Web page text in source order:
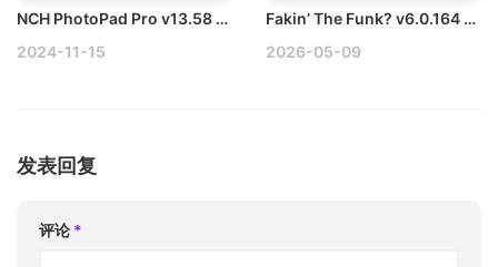
NCH PhotoPad Pro v13.58 Mac图像编辑软件破解版
2024-11-15
Fakin’ The Funk? v6.0.164 Mac检测“假无损音频”的工具破解版
2026-05-09
发表回复
评论 *